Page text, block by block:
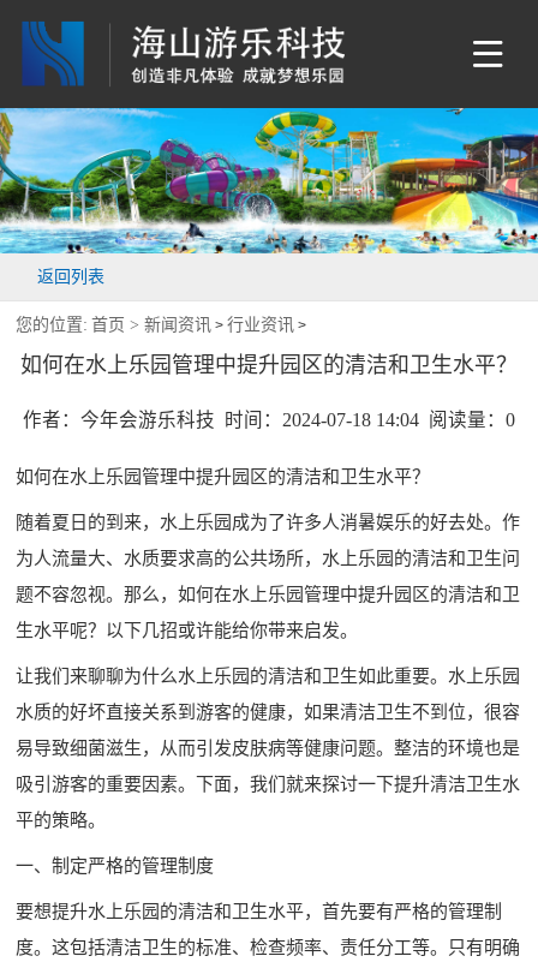
返回列表
您的位置: 首页 >新闻资讯 >行业资讯 >
如何在水上乐园管理中提升园区的清洁和卫生水平？
作者：今年会游乐科技 时间：2024-07-18 14:04 阅读量： 0
如何在水上乐园管理中提升园区的清洁和卫生水平？
随着夏日的到来，水上乐园成为了许多人消暑娱乐的好去处。作
为人流量大、水质要求高的公共场所，水上乐园的清洁和卫生问
题不容忽视。那么，如何在水上乐园管理中提升园区的清洁和卫
生水平呢？以下几招或许能给你带来启发。
让我们来聊聊为什么水上乐园的清洁和卫生如此重要。水上乐园
水质的好坏直接关系到游客的健康，如果清洁卫生不到位，很容
易导致细菌滋生，从而引发皮肤病等健康问题。整洁的环境也是
吸引游客的重要因素。下面，我们就来探讨一下提升清洁卫生水
平的策略。
一、制定严格的管理制度
要想提升水上乐园的清洁和卫生水平，首先要有严格的管理制
度。这包括清洁卫生的标准、检查频率、责任分工等。只有明确